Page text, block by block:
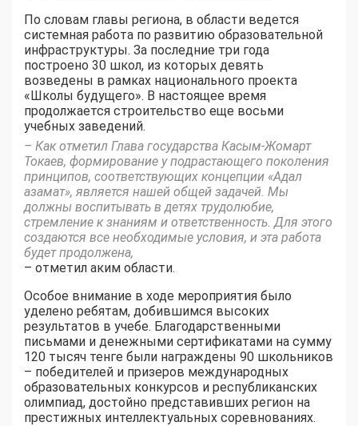
По словам главы региона, в области ведется
системная работа по развитию образовательной
инфраструктуры. За последние три года
построено 30 школ, из которых девять
возведены в рамках национального проекта
«Школы будущего». В настоящее время
продолжается строительство еще восьми
учебных заведений.
– Как отметил Глава государства Касым-Жомарт
Токаев, формирование у подрастающего поколения
принципов, соответствующих концепции «Адал
азамат», является нашей общей задачей. Мы
должны воспитывать в детях трудолюбие,
стремление к знаниям и ответственность. Для этого
создаются все необходимые условия, и эта работа
будет продолжена,
– отметил аким области.
Особое внимание в ходе мероприятия было
уделено ребятам, добившимся высоких
результатов в учебе. Благодарственными
письмами и денежными сертификатами на сумму
120 тысяч тенге были награждены 90 школьников
– победителей и призеров международных
образовательных конкурсов и республиканских
олимпиад, достойно представивших регион на
престижных интеллектуальных соревнованиях.